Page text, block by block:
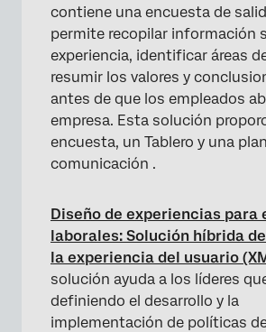
contiene una encuesta de
permite recopilar información
experiencia, identificar áreas
resumir los valores y
antes de que los empleados
empresa. Esta solución
encuesta, un Tablero y una
comunicación .
Diseño de experiencias para
laborales: Solución híbrida
la experiencia del usuario
solución ayuda a los líderes
definiendo el desarrollo y la
implementación de políticas